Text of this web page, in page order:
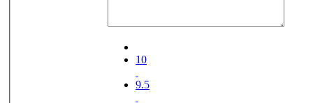
10
9.5